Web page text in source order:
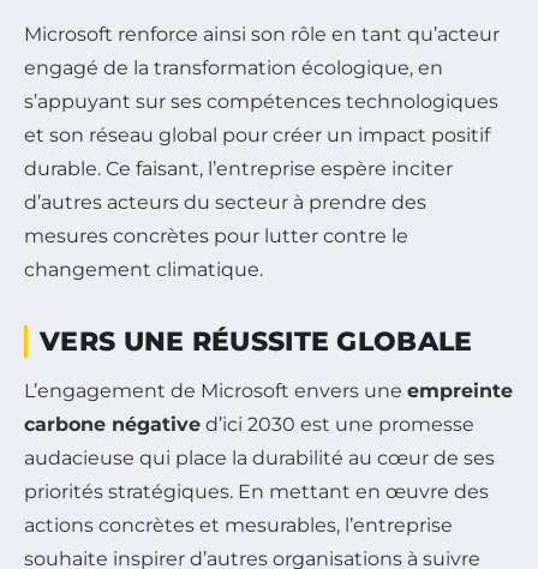
Microsoft renforce ainsi son rôle en tant qu’acteur
engagé de la transformation écologique, en
s’appuyant sur ses compétences technologiques
et son réseau global pour créer un impact positif
durable. Ce faisant, l’entreprise espère inciter
d’autres acteurs du secteur à prendre des
mesures concrètes pour lutter contre le
changement climatique.
VERS UNE RÉUSSITE GLOBALE
L’engagement de Microsoft envers une empreinte
carbone négative d’ici 2030 est une promesse
audacieuse qui place la durabilité au cœur de ses
priorités stratégiques. En mettant en œuvre des
actions concrètes et mesurables, l’entreprise
souhaite inspirer d’autres organisations à suivre